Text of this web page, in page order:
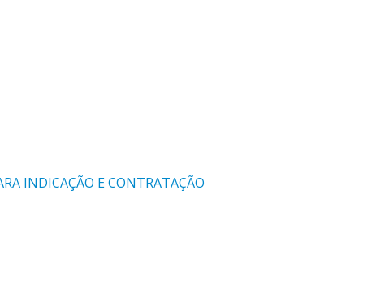
INDICAÇÃO E CONTRATAÇÃO